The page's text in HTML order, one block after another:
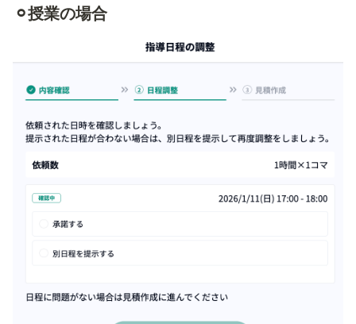
⚪︎授業の場合